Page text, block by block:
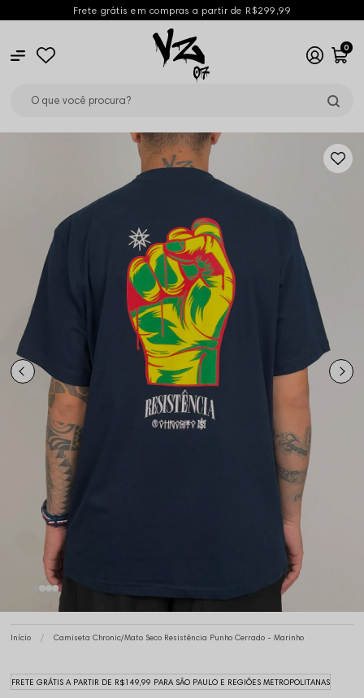
Frete grátis em compras a partir de R$299,99
0
Início Camiseta Chronic/Mato Seco Resistência Punho Cerrado - Marinho
FRETE GRÁTIS A PARTIR DE R$149,99 PARA SÃO PAULO E REGIÕES METROPOLITANAS